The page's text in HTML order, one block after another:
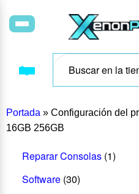
Portada » Configuración del
16GB 256GB
Reparar Consolas (1)
Software (30)